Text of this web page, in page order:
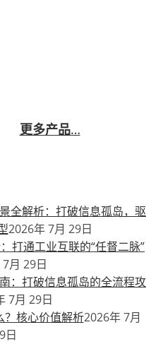
更多产品…
全解析：打破信息孤岛，驱
2026年 7月 29日
打通工业互联的“任督二脉”
月 29日
：打破信息孤岛的全流程攻
7月 29日
？核心价值解析2026年 7月
日